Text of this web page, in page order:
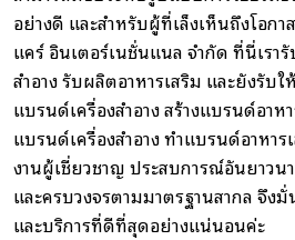
อย่างดี และสำหรับผู้ที่เล็งเห็นถึงโอก
แคร์ อินเตอร์เนชั่นแนล จำกัด ที่นี่เรา
สำอาง รับผลิตอาหารเสริม และยังรับใ
แบรนด์เครื่องสำอาง สร้างแบรนด์อา
แบรนด์เครื่องสำอาง ทำแบรนด์อาหา
งานผู้เชี่ยวชาญ ประสบการณ์อันยาว
และครบวงจรตามมาตรฐานสากล จึง
และบริการที่ดีที่สุดอย่างแน่นอนค่ะ